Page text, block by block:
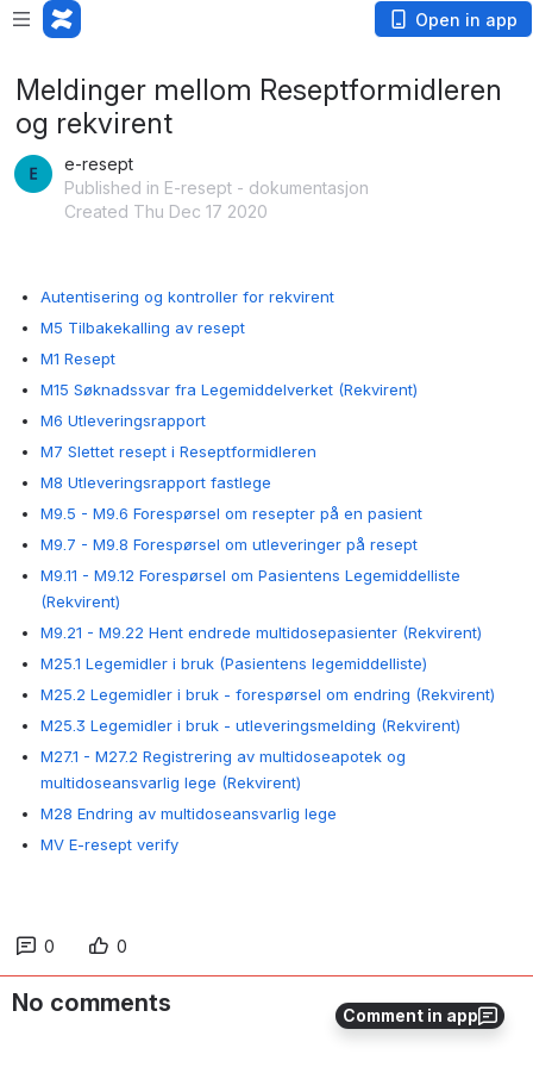
Open in app
Comment in app
Meldinger mellom Reseptformidleren
og rekvirent
e-resept
Published in E-resept - dokumentasjon
Created Thu Dec 17 2020
Autentisering og kontroller for rekvirent
M5 Tilbakekalling av resept
M1 Resept
M15 Søknadssvar fra Legemiddelverket (Rekvirent)
M6 Utleveringsrapport
M7 Slettet resept i Reseptformidleren
M8 Utleveringsrapport fastlege
M9.5 - M9.6 Forespørsel om resepter på en pasient
M9.7 - M9.8 Forespørsel om utleveringer på resept
M9.11 - M9.12 Forespørsel om Pasientens Legemiddelliste
(Rekvirent)
M9.21 - M9.22 Hent endrede multidosepasienter (Rekvirent)
M25.1 Legemidler i bruk (Pasientens legemiddelliste)
M25.2 Legemidler i bruk - forespørsel om endring (Rekvirent)
M25.3 Legemidler i bruk - utleveringsmelding (Rekvirent)
M27.1 - M27.2 Registrering av multidoseapotek og
multidoseansvarlig lege (Rekvirent)
M28 Endring av multidoseansvarlig lege
MV E-resept verify
0 0
No comments